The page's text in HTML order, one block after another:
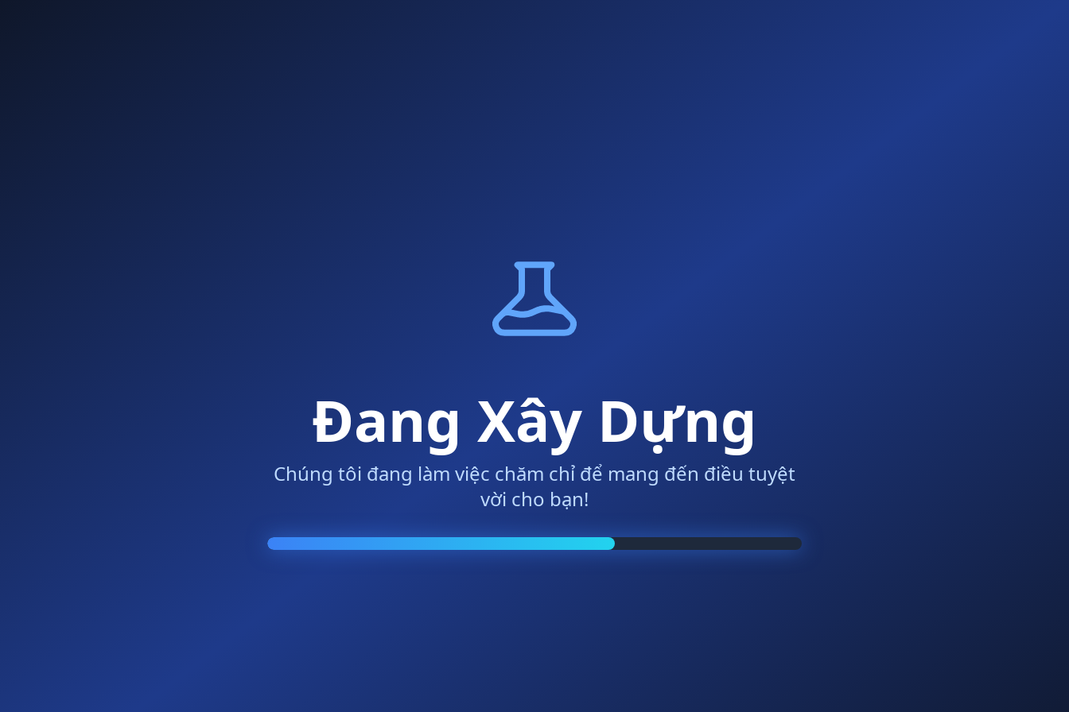
Đang Xây Dựng
Chúng tôi đang làm việc chăm chỉ để mang đến điều tuyệt
vời cho bạn!